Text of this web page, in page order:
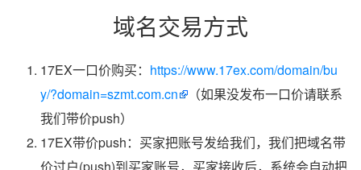
域名交易方式
17EX一口价购买： https://www.17ex.com/domain/bu
y/?domain=szmt.com.cn
（如果没发布一口价请联系
我们带价push）
17EX带价push：买家把账号发给我们，我们把域名带